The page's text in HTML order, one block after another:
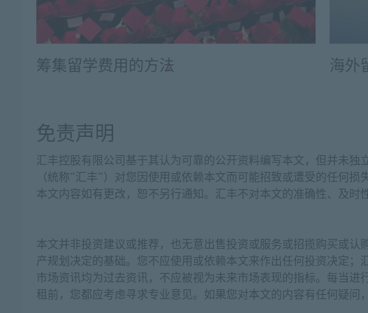
筹集留学费用的方法 海外
免责声明
汇丰控股有限公司基于其认为可靠的公开资料编写本文，但并未独
（统称“汇丰”）对您因使用或依赖本文而可能招致或遭受的任何损
本文内容如有更改，恕不另行通知。汇丰不对本文的准确性、及时
本文并非投资建议或推荐，也无意出售投资或服务或招揽购买或
产规划决定的基础。您不应使用或依赖本文来作出任何投资决定
市场资讯均为过去资讯，不应被视为未来市场表现的指标。每当进
租前，您都应考虑寻求专业意见。如果您对本文的内容有任何疑问